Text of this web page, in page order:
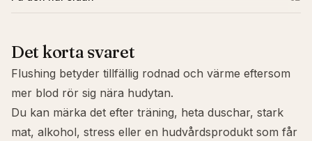
Det korta svaret
Flushing betyder tillfällig rodnad och värme eftersom
mer blod rör sig nära hudytan.
Du kan märka det efter träning, heta duschar, stark
mat, alkohol, stress eller en hudvårdsprodukt som får